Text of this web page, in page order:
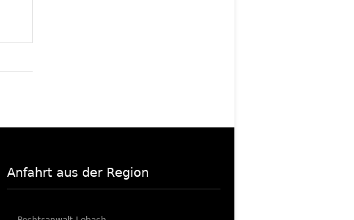
Anfahrt aus der Region